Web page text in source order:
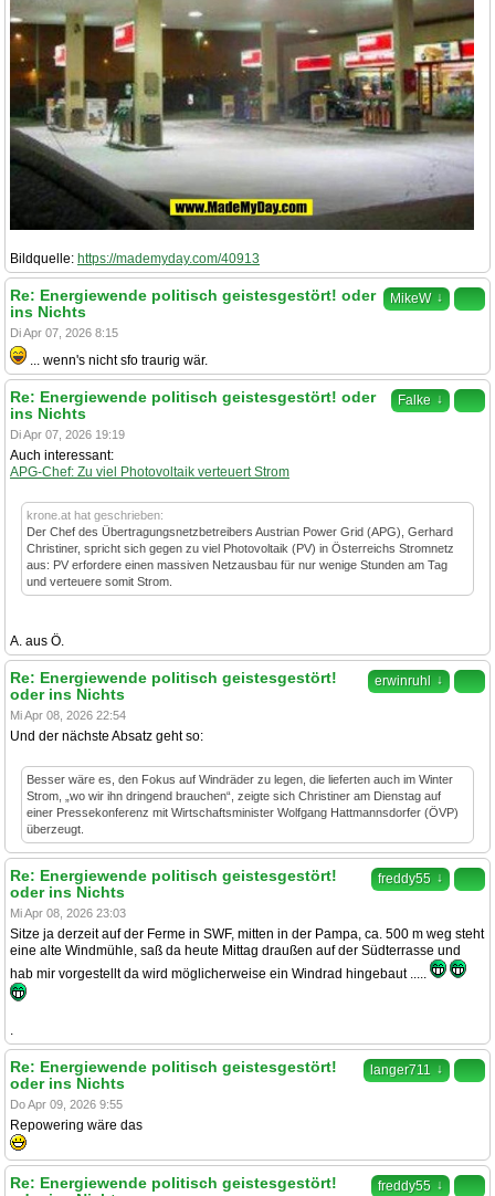
Bildquelle: https://mademyday.com/40913
MikeW ↓
Re: Energiewende politisch geistesgestört! oder
ins Nichts
Di Apr 07, 2026 8:15
... wenn's nicht sfo traurig wär.
Falke ↓
Re: Energiewende politisch geistesgestört! oder
ins Nichts
Di Apr 07, 2026 19:19
Auch interessant:
APG-Chef: Zu viel Photovoltaik verteuert Strom
krone.at hat geschrieben:
Der Chef des Übertragungsnetzbetreibers Austrian Power Grid (APG), Gerhard
Christiner, spricht sich gegen zu viel Photovoltaik (PV) in Österreichs Stromnetz
aus: PV erfordere einen massiven Netzausbau für nur wenige Stunden am Tag
und verteuere somit Strom.
A. aus Ö.
erwinruhl ↓
Re: Energiewende politisch geistesgestört!
oder ins Nichts
Mi Apr 08, 2026 22:54
Und der nächste Absatz geht so:
Besser wäre es, den Fokus auf Windräder zu legen, die lieferten auch im Winter
Strom, „wo wir ihn dringend brauchen“, zeigte sich Christiner am Dienstag auf
einer Pressekonferenz mit Wirtschaftsminister Wolfgang Hattmannsdorfer (ÖVP)
überzeugt.
freddy55 ↓
Re: Energiewende politisch geistesgestört!
oder ins Nichts
Mi Apr 08, 2026 23:03
Sitze ja derzeit auf der Ferme in SWF, mitten in der Pampa, ca. 500 m weg steht
eine alte Windmühle, saß da heute Mittag draußen auf der Südterrasse und
hab mir vorgestellt da wird möglicherweise ein Windrad hingebaut .....
.
langer711 ↓
Re: Energiewende politisch geistesgestört!
oder ins Nichts
Do Apr 09, 2026 9:55
Repowering wäre das
freddy55 ↓
Re: Energiewende politisch geistesgestört!